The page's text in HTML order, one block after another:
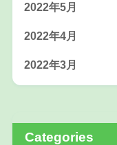
2022年5月
2022年4月
2022年3月
Categories